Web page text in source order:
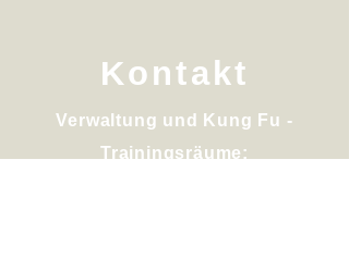
Fu Schule!Kontakt
Verwaltung und Kung Fu -
Trainingsräume: